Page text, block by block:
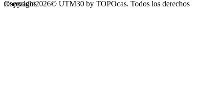
Copyright2026© UTM30 by TOPOcas. Todos los derechos reservados